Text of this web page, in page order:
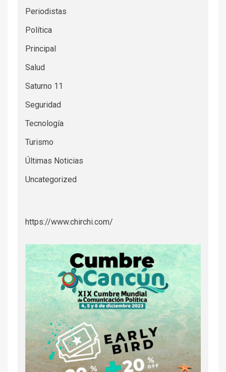
Periodistas
Política
Principal
Salud
Saturno 11
Seguridad
Tecnología
Turismo
Últimas Noticias
Uncategorized
https://www.chirchi.com/